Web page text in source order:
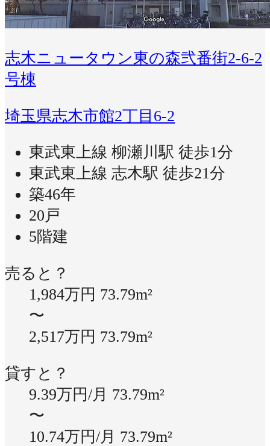
志木ニュータウン東の森弐番街2-6-2
号棟
埼玉県志木市館2丁目6-2
東武東上線 柳瀬川駅 徒歩1分
東武東上線 志木駅 徒歩21分
築46年
20戸
5階建
売ると？
1,984万円 73.79m²
〜
2,517万円 73.79m²
貸すと？
9.39万円/月 73.79m²
〜
10.74万円/月 73.79m²